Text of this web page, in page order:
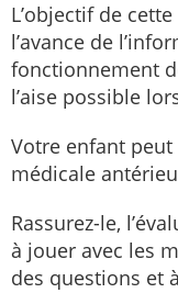
L’objectif de
l’avance de
fonctionnement
l’aise possible
Votre enfant
médicale
Rassurez-le,
à jouer avec les
des questions et